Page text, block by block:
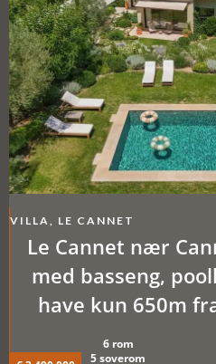
VILLA, LE CANNET
Le Cannet nær
med basseng,
have kun 650m
6 rom
5 soverom